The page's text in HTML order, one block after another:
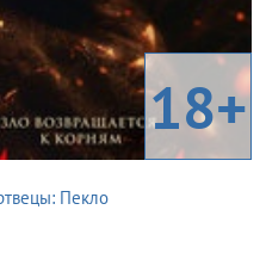
18+
Пекло